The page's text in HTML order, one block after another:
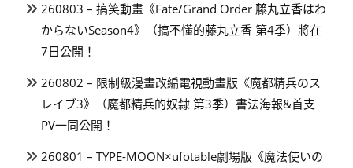
260803 – 搞笑動畫《Fate/Grand Order 藤丸立香はわ
からないSeason4》（搞不懂的藤丸立香 第4季）將在
7日公開！
260802 – 限制級漫畫改編電視動畫版《魔都精兵のス
レイブ3》（魔都精兵的奴隸 第3季）書法海報&首支
PV一同公開！
260801 – TYPE-MOON×ufotable劇場版《魔法使いの